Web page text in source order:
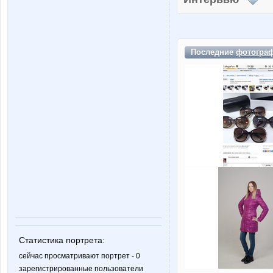
Статистика портрета:
сейчас просматривают портрет - 0
зарегистрированные пользователи
Последние